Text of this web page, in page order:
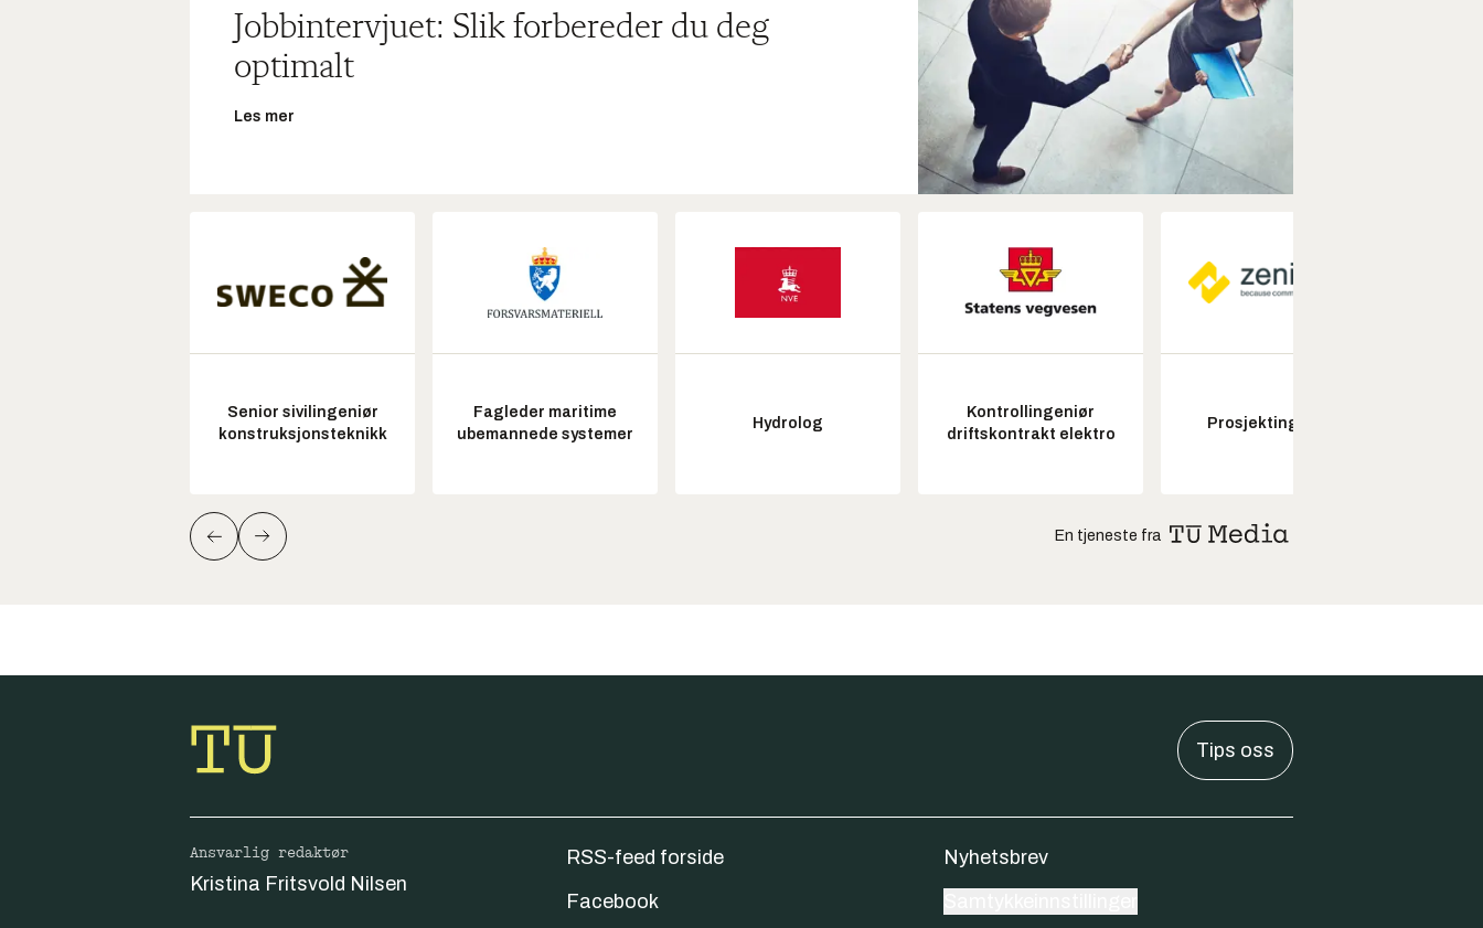
Jobbintervjuet: Slik forbereder du deg
optimalt
Les mer
Senior sivilingeniør
konstruksjonsteknikk
Fagleder maritime
ubemannede systemer
Hydrolog
Kontrollingeniør
driftskontrakt elektro
Prosjektingeniør
En tjeneste fra
Tips oss
Ansvarlig redaktør
Kristina Fritsvold Nilsen
RSS-feed forside
Facebook
Nyhetsbrev